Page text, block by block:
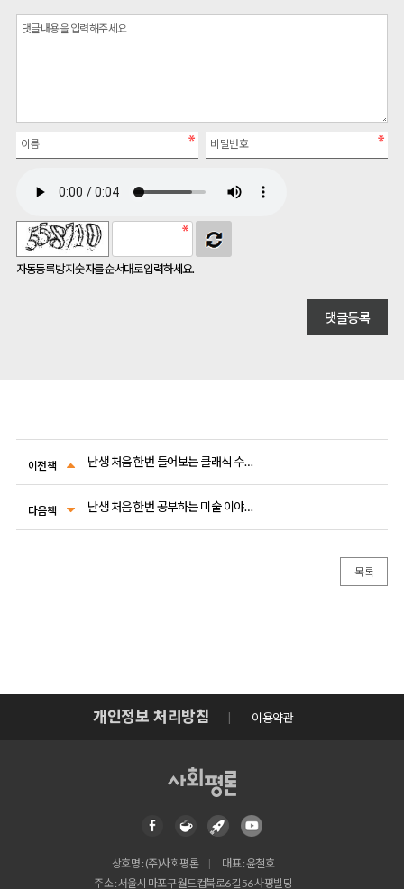
자동등록방지 숫자를 순서대로 입력하세요.
이전책 난생 처음 한번 들어보는 클래식 수업 3
다음책 난생 처음 한번 공부하는 미술 이야기 6
목록
개인정보 처리방침 이용약관
상호명 : (주)사회평론
대표 : 윤철호
주소 : 서울시 마포구 월드컵북로6길 56 사평빌딩